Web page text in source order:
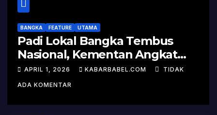
BANGKA FEATURE UTAMA
Padi Lokal Bangka Tembus
Nasional, Kementan Angkat
Kisah Sukses Pelepasan
Varietas
APRIL 1, 2026 KABARBABEL.COM TIDAK
ADA KOMENTAR